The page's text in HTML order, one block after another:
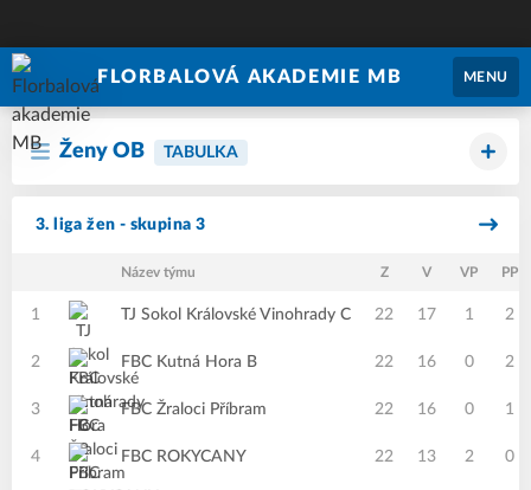
FLORBALOVÁ AKADEMIE MB MENU
Ženy OB TABULKA
3. liga žen - skupina 3
Název týmu Z V VP PP
1 TJ Sokol Královské Vinohrady C 22 17 1 2
2 FBC Kutná Hora B 22 16 0 2
3 FBC Žraloci Příbram 22 16 0 1
4 FBC ROKYCANY 22 13 2 0